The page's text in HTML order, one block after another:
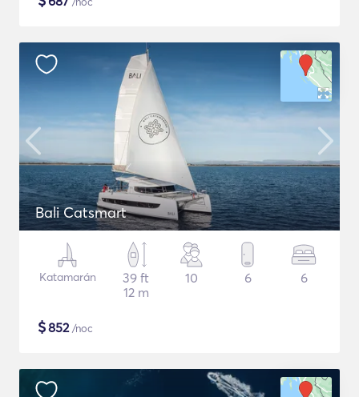
Bali Catsmart
Katamarán
39 ft
12 m
10 6 6
$852/noc